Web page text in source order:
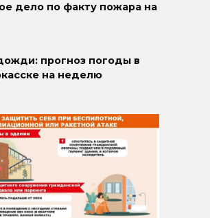
дело по факту пожара на
прогноз погоды в
на неделю